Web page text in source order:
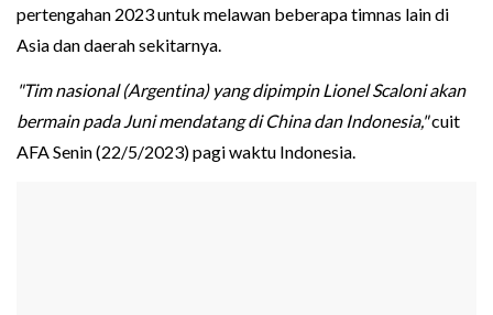
pertengahan 2023 untuk melawan beberapa timnas lain di
Asia dan daerah sekitarnya.
"Tim nasional (Argentina) yang dipimpin Lionel Scaloni akan
bermain pada Juni mendatang di China dan Indonesia,"cuit
AFA Senin (22/5/2023) pagi waktu Indonesia.